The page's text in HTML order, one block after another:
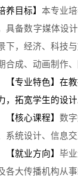
养目标】 本专业
具备数字媒体设
下，经济、科技
合成、动画制作
专业特色】在教
，拓宽学生的设
核心课程】 数
系统设计、信息
就业方向】 毕
各大传播机构从